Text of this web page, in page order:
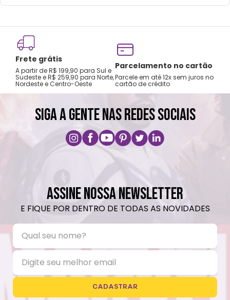
Lavar com água, esponja macia e sabão
Não recomendado colocar no freezer.
Não vai ao micro-ondas.
Não utilizar produtos químicos e abrasivos.
Frete grátis
A partir de R$ 199,90 para Sul e
Sudeste e R$ 259,90 para Norte,
Nordeste e Centro-Oeste
Parcelamento no cartão
Parcele em até 12x sem juros no
cartão de crédito
SIGA A GENTE NAS REDES SOCIAIS
ASSINE NOSSA NEWSLETTER
E FIQUE POR DENTRO DE TODAS AS NOVIDADES
CADASTRAR